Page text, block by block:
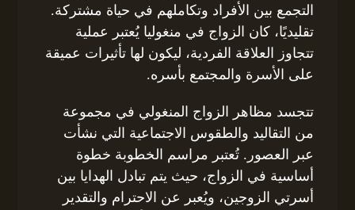
التجمع بين الأفراد وتكاملهم في حياة مشتركة.
تقليديًا، كان الزواج في منغوليا يُعتبر عملية
تتجاوز العلاقة الفردية، ليكون لها تأثيرات عميقة
على الأسرة والمجتمع بأسره.
تتجسد مظاهر الزواج المنغولي في مجموعة
من التقاليد والطقوس الاجتماعية التي نشأت
عبر العصور. تُعتبر مراسم الخطوبة خطوة
أساسية في الزواج، حيث يتم تبادل الهدايا بين
أسرتي الزوجين، ويُعبر عن الاحترام والتقدير